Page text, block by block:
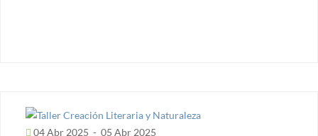
04 Abr 2025 - 05 Abr 2025